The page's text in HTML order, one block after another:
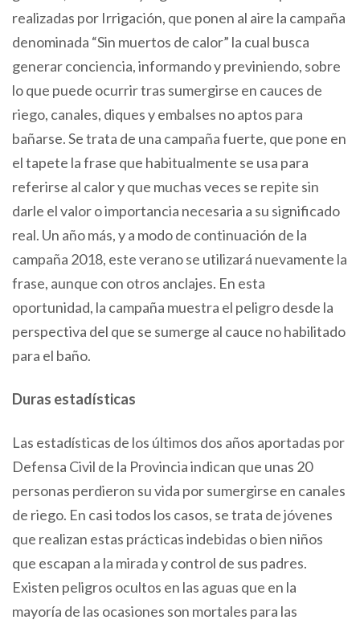
realizadas por Irrigación, que ponen al aire la campaña
denominada “Sin muertos de calor” la cual busca
generar conciencia, informando y previniendo, sobre
lo que puede ocurrir tras sumergirse en cauces de
riego, canales, diques y embalses no aptos para
bañarse. Se trata de una campaña fuerte, que pone en
el tapete la frase que habitualmente se usa para
referirse al calor y que muchas veces se repite sin
darle el valor o importancia necesaria a su significado
real. Un año más, y a modo de continuación de la
campaña 2018, este verano se utilizará nuevamente la
frase, aunque con otros anclajes. En esta
oportunidad, la campaña muestra el peligro desde la
perspectiva del que se sumerge al cauce no habilitado
para el baño.
Duras estadísticas
Las estadísticas de los últimos dos años aportadas por
Defensa Civil de la Provincia indican que unas 20
personas perdieron su vida por sumergirse en canales
de riego. En casi todos los casos, se trata de jóvenes
que realizan estas prácticas indebidas o bien niños
que escapan a la mirada y control de sus padres.
Existen peligros ocultos en las aguas que en la
mayoría de las ocasiones son mortales para las